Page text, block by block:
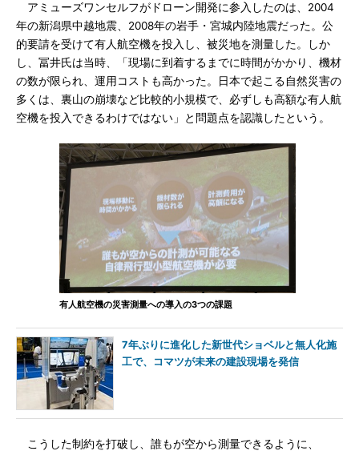
アミューズワンセルフがドローン開発に参入したのは、2004
年の新潟県中越地震、2008年の岩手・宮城内陸地震だった。公
的要請を受けて有人航空機を投入し、被災地を測量した。しか
し、冨井氏は当時、「現場に到着するまでに時間がかかり、機材
の数が限られ、運用コストも高かった。日本で起こる自然災害の
多くは、裏山の崩壊など比較的小規模で、必ずしも高額な有人航
空機を投入できるわけではない」と問題点を認識したという。
有人航空機の災害測量への導入の3つの課題
7年ぶりに進化した新世代ショベルと無人化施
工で、コマツが未来の建設現場を発信
こうした制約を打破し、誰もが空から測量できるように、